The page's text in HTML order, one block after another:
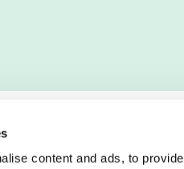
content and ads, to